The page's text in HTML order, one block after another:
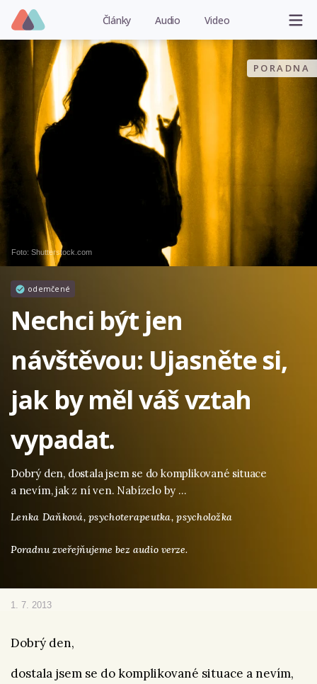
Články Audio Video
PORADNA
Foto: Shutterstock.com
odemčené
Nechci být jen
návštěvou: Ujasněte si,
jak by měl váš vztah
vypadat.
Dobrý den, dostala jsem se do komplikované situace
a nevím, jak z ní ven. Nabízelo by …
Lenka Daňková,psychoterapeutka, psycholožka
Poradnu zveřejňujeme bez audio verze.
1. 7. 2013
Dobrý den,
dostala jsem se do komplikované situace a nevím,